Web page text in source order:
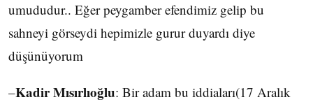
umududur.. Eğer peygamber efendimiz gelip bu
sahneyi görseydi hepimizle gurur duyardı diye
düşünüyorum
–Kadir Mısırlıoğlu: Bir adam bu iddiaları(17 Aralık